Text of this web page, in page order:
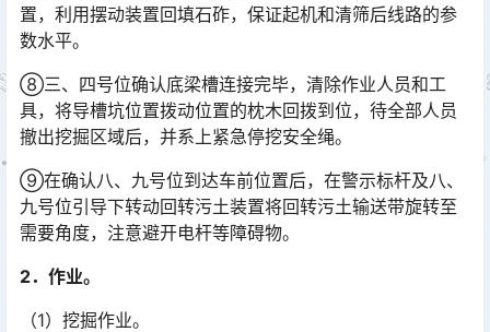
置，利用摆动装置回填石砟，保证起机和清筛后线路的参
数水平。
⑧三、四号位确认底梁槽连接完毕，清除作业人员和工
具，将导槽坑位置拨动位置的枕木回拨到位，待全部人员
撤出挖掘区域后，并系上紧急停挖安全绳。
⑨在确认八、九号位到达车前位置后，在警示标杆及八、
九号位引导下转动回转污土装置将回转污土输送带旋转至
需要角度，注意避开电杆等障碍物。
2．作业。
（1）挖掘作业。